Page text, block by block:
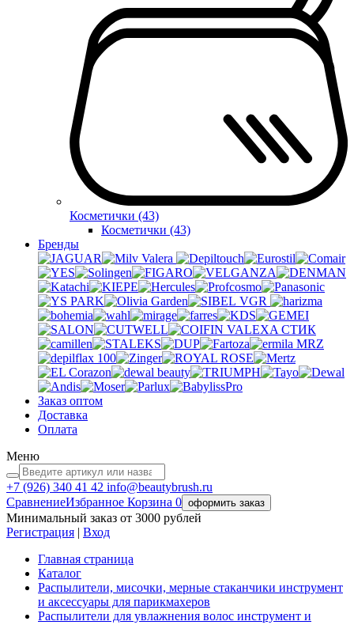
Косметички (43)
Косметички (43)
Бренды
Valera
VGR
VALEXA СТИК
MRZ
Заказ оптом
Доставка
Оплата
Меню
+7 (926) 340 41 42 info@beautybrush.ru
СравнениеИзбранное Корзина 0 оформить заказ
Минимальный заказ от 3000 рублей
Регистрация | Вход
Главная страница
Каталог
Распылители, мисочки, мерные стаканчики инструмент
и аксессуары для парикмахеров
Распылители для увлажнения волос инструмент и